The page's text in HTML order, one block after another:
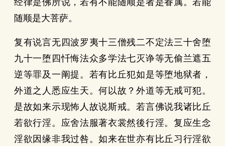
经律是佛所说，若有不能随顺是者是眷属。若能
随顺是大菩萨。
复有说言无四波罗夷十三僧残二不定法三十舍堕
九十一堕四忏悔法众多学法七灭诤等无偷兰遮五
逆等罪及一阐提。若有比丘犯如是等堕地狱者，
外道之人悉应生天。何以故？外道等无戒可犯。
是故如来示现怖人故说斯戒。若言佛说我诸比丘
若欲行淫。应舍法服著衣裳然後行淫。复应生念
淫欲因缘非我过咎。如来在世亦有比丘习行淫欲